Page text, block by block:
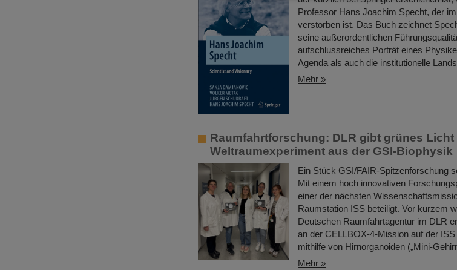
Professor Hans Joachim Specht, der
verstorben ist. Das Buch zeichnet
seine außerordentlichen
aufschlussreiches Porträt eines
Agenda als auch die institutionelle
Mehr »
Raumfahrtforschung: DLR gibt grünes
Weltraumexperiment aus der GSI-Biophysik
Ein Stück GSI/FAIR-Spitzenforschung
Mit einem hoch innovativen
einer der nächsten
Raumstation ISS beteiligt. Vor kurzem
Deutschen Raumfahrtagentur im DLR
an der CELLBOX-4-Mission auf der
mithilfe von Hirnorganoiden („Mini-
Mehr »